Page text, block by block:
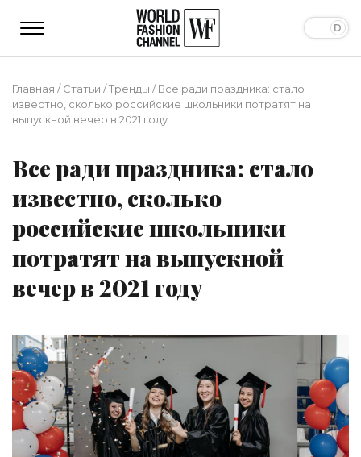
Главная /Статьи /Тренды /Все ради праздника: стало
известно, сколько российские школьники потратят на
выпускной вечер в 2021 году
Все ради праздника: стало
известно, сколько
российские школьники
потратят на выпускной
вечер в 2021 году